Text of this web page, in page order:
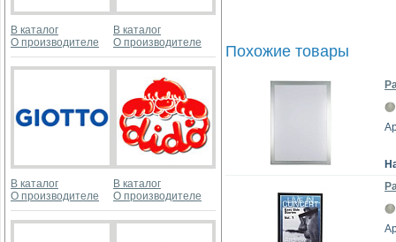
В каталог
О производителе
В каталог
О производителе
В каталог
О производителе
В каталог
О производителе
Похожие товары